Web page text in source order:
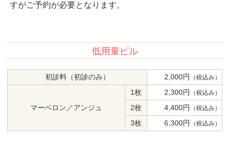
すがご予約が必要となります。
低用量ピル
初診料（初診のみ） 2,000円 （税込み）
マーベロン／アンジュ
1枚 2,300円 （税込み）
2枚 4,400円 （税込み）
3枚 6,300円 （税込み）